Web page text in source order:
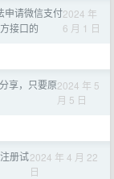
申请微信支付
接口的
2024 年
6 月 1 日
享，只要原2024 年 5
月 5 日
册试2024 年 4 月 22
日